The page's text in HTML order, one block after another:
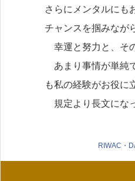
さらにメンタルにも
チャンスを掴みなが
幸運と努力と、そ
あまり事情が単純
も私の経験がお役に
規定より長文にな
RIWAC・